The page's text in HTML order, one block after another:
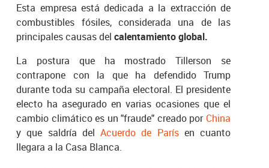
Esta empresa está dedicada a la extracción de
combustibles fósiles, considerada una de las
principales causas delcalentamiento global.
La postura que ha mostrado Tillerson se
contrapone con la que ha defendido Trump
durante toda su campaña electoral. El presidente
electo ha asegurado en varias ocasiones que el
cambio climático es un "fraude" creado por China
y que saldría delAcuerdo de Parísen cuanto
llegara a la Casa Blanca.